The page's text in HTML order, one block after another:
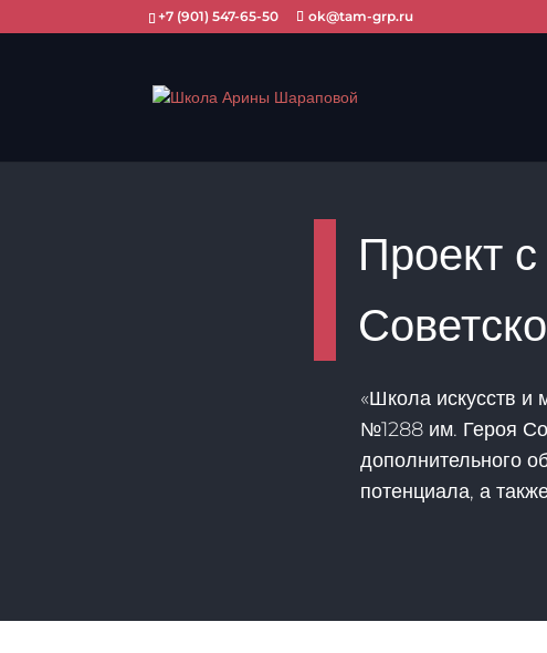
+7 (901) 547-65-50 ok@tam-grp.ru
Проект
«Школа искусств
№1288 им. Героя
дополнительного
потенциала, а